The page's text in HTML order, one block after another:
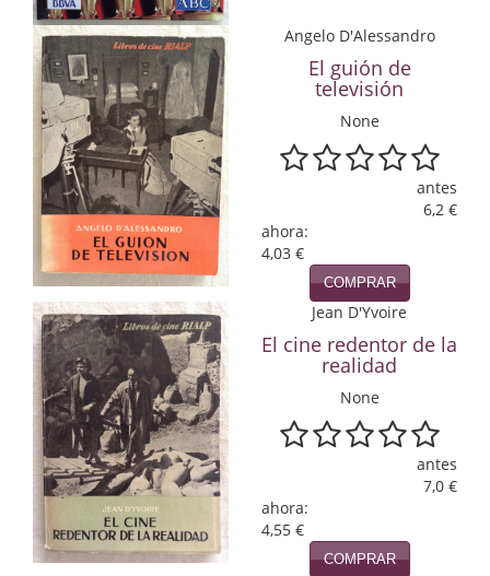
Física y química
Guerra Civil Española
Historia
historia
Infantil y juvenil
Infantil y juvenil. Nuevo!!
Informática
Literatura fantástica
Literatura hispanoamericana
Local
Mafia y espionaje
Angelo D'Alessandro
El guión de
televisión
None
antes
6,2 €
ahora:
4,03 €
COMPRAR
Jean D'Yvoire
El cine redentor de la
realidad
None
antes
7,0 €
ahora:
4,55 €
COMPRAR